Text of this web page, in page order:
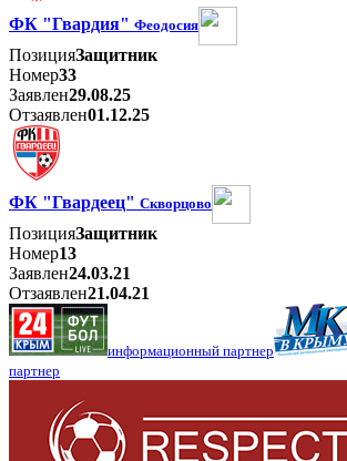
ФК "Гвардия" Феодосия
ПозицияЗащитник
Номер33
Заявлен29.08.25
Отзаявлен01.12.25
ФК "Гвардеец" Скворцово
ПозицияЗащитник
Номер13
Заявлен24.03.21
Отзаявлен21.04.21
информационный партнер
партнер